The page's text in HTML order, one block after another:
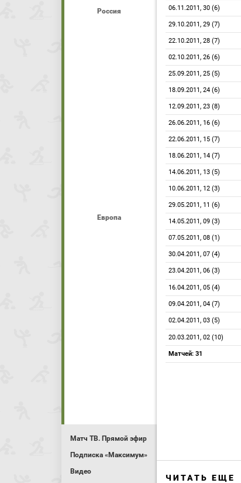
Россия
Европа
Матч ТВ. Прямой эфир
Подписка «Максимум»
Видео
06.11.2011, 30 (6)
29.10.2011, 29 (7)
22.10.2011, 28 (7)
02.10.2011, 26 (6)
25.09.2011, 25 (5)
18.09.2011, 24 (6)
12.09.2011, 23 (8)
26.06.2011, 16 (6)
22.06.2011, 15 (7)
18.06.2011, 14 (7)
14.06.2011, 13 (5)
10.06.2011, 12 (3)
29.05.2011, 11 (6)
14.05.2011, 09 (3)
07.05.2011, 08 (1)
30.04.2011, 07 (4)
23.04.2011, 06 (3)
16.04.2011, 05 (4)
09.04.2011, 04 (7)
02.04.2011, 03 (5)
20.03.2011, 02 (10)
Матчей: 31
ЧИТАТЬ ЕЩЕ